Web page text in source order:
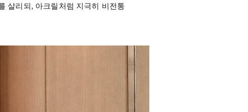
살리되, 아크릴처럼 지극히 비전통